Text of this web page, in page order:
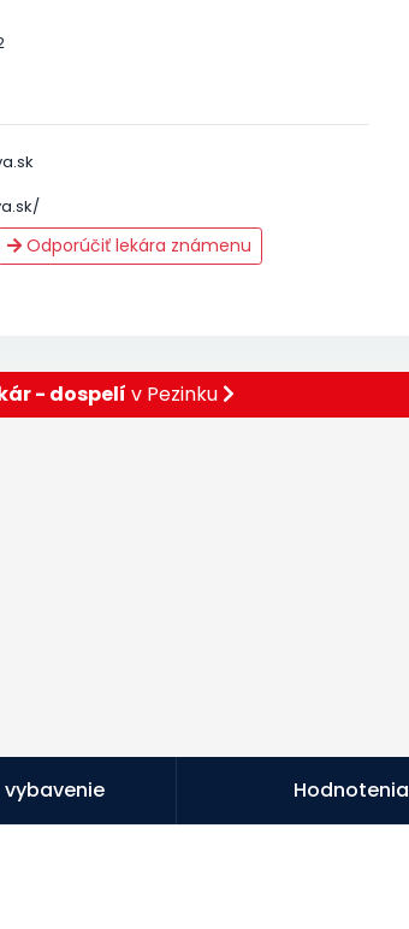
Odporúčiť lekára známenu
- dospelí v Pezinku
vybavenie Hodnotenia